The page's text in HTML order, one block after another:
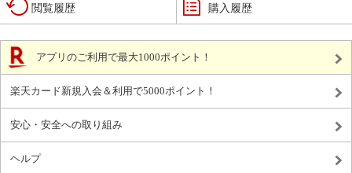
閲覧履歴 購入履歴
アプリのご利用で最大1000ポイント！
楽天カード新規入会＆利用で5000ポイント！
安心・安全への取り組み
ヘルプ